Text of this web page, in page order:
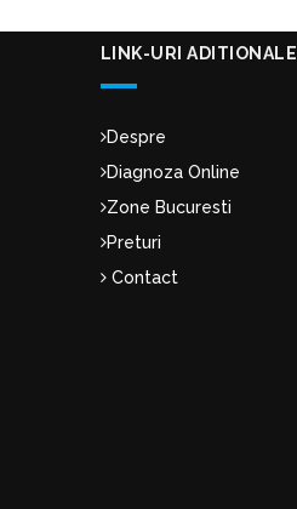
LINK-URI ADITIONALE
Despre
Diagnoza Online
Zone Bucuresti
Preturi
Contact